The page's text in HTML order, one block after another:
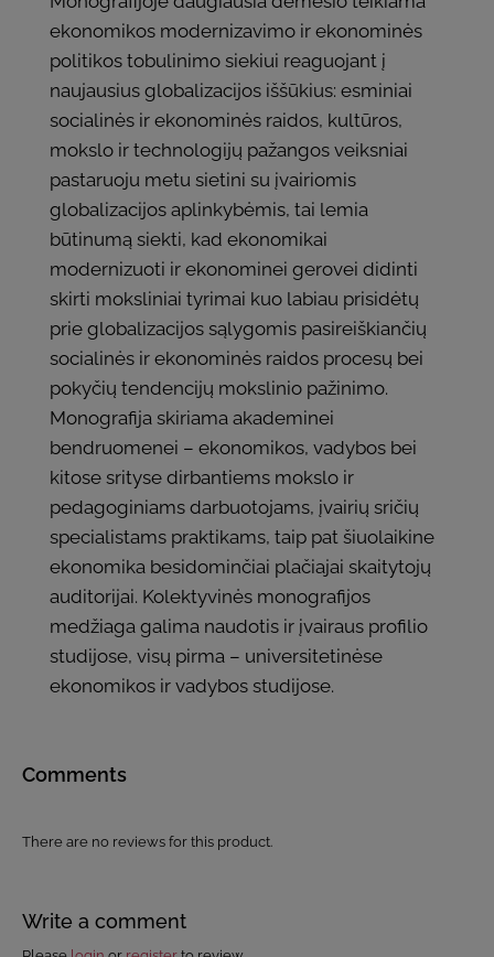
ekonomikos modernizavimo ir ekonominės
politikos tobulinimo siekiui reaguojant į
naujausius globalizacijos iššūkius: esminiai
socialinės ir ekonominės raidos, kultūros,
mokslo ir technologijų pažangos veiksniai
pastaruoju metu sietini su įvairiomis
globalizacijos aplinkybėmis, tai lemia
būtinumą siekti, kad ekonomikai
modernizuoti ir ekonominei gerovei didinti
skirti moksliniai tyrimai kuo labiau prisidėtų
prie globalizacijos sąlygomis pasireiškiančių
socialinės ir ekonominės raidos procesų bei
pokyčių tendencijų mokslinio pažinimo.
Monografija skiriama akademinei
bendruomenei – ekonomikos, vadybos bei
kitose srityse dirbantiems mokslo ir
pedagoginiams darbuotojams, įvairių sričių
specialistams praktikams, taip pat šiuolaikine
ekonomika besidominčiai plačiajai skaitytojų
auditorijai. Kolektyvinės monografijos
medžiaga galima naudotis ir įvairaus profilio
studijose, visų pirma – universitetinėse
ekonomikos ir vadybos studijose.
Comments
There are no reviews for this product.
Write a comment